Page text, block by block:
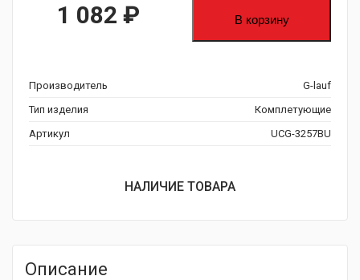
1 082 ₽ В корзину
Производитель
G-lauf
Тип изделия
Комплетующие
Артикул
UCG-3257BU
НАЛИЧИЕ ТОВАРА
Описание